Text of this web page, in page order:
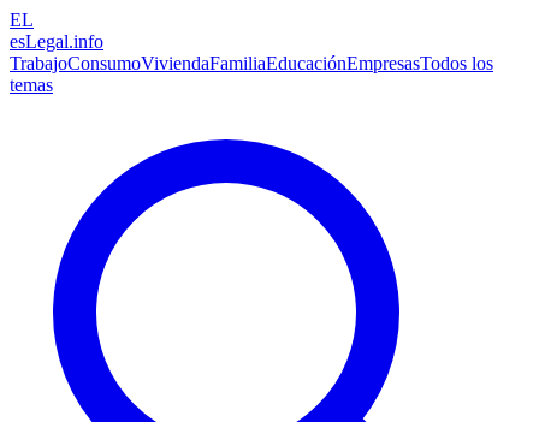
EL
esLegal.info
TrabajoConsumoViviendaFamiliaEducaciónEmpresasTodos los
temas